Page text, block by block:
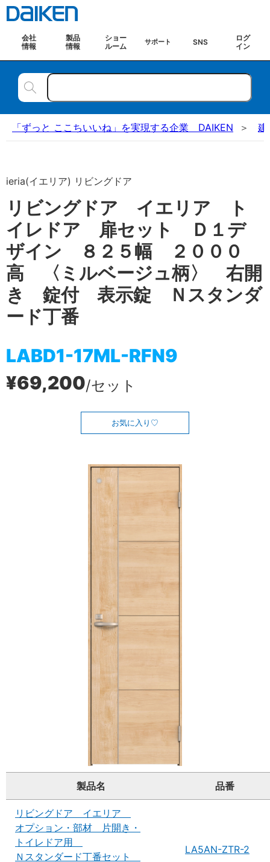
会社
情報
製品
情報
ショー
ルーム
サポート SNS
ログ
イン
「ずっと ここちいいね」を実現する企業 DAIKEN 建
ieria(イエリア) リビングドア
リビングドア イエリア ト
イレドア 扉セット Ｄ１デ
ザイン ８２５幅 ２０００
高 〈ミルベージュ柄〉 右開
き 錠付 表示錠 Ｎスタンダ
ード丁番
LABD1-17ML-RFN9
¥69,200/セット
お気に入り
製品名 品番
リビングドア イエリア
オプション・部材 片開き・
トイレドア用
Ｎスタンダード丁番セット
LA5AN-ZTR-2